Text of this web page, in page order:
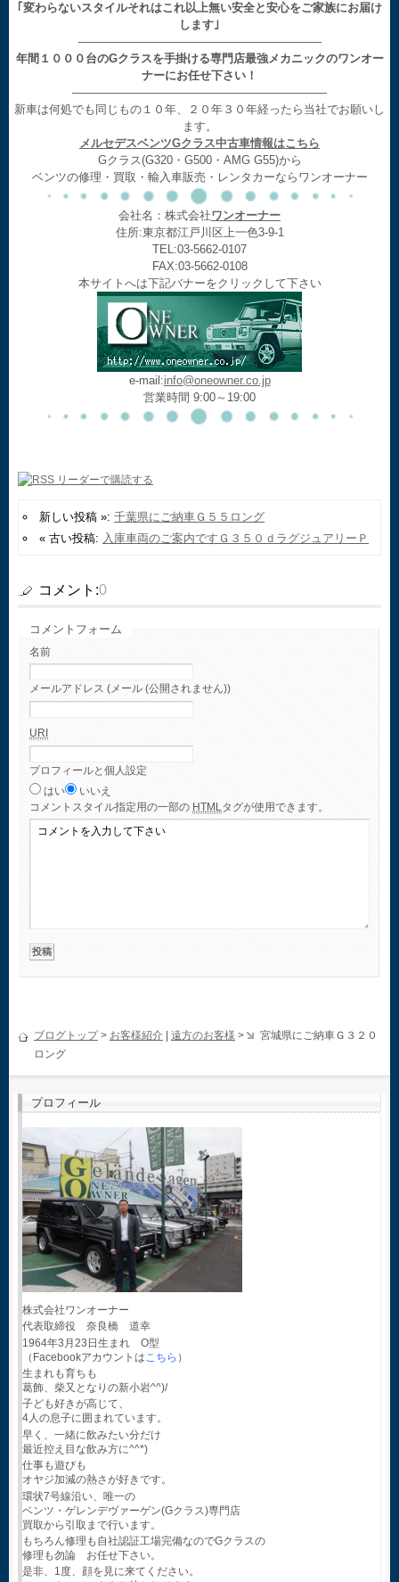
｢変わらないスタイルそれはこれ以上無い安全と安心をご家族にお届け
します｣
—————————————————————
年間１０００台のGクラスを手掛ける専門店最強メカニックのワンオー
ナーにお任せ下さい！
——————————————————————
新車は何処でも同じもの１０年、２０年３０年経ったら当社でお願いし
ます。
メルセデスベンツGクラス中古車情報はこちら
Gクラス(G320・G500・AMG G55)から
ベンツの修理・買取・輸入車販売・レンタカーならワンオーナー
会社名：株式会社ワンオーナー
住所:東京都江戸川区上一色3-9-1
TEL:03-5662-0107
FAX:03-5662-0108
本サイトへは下記バナーをクリックして下さい
e-mail:info@oneowner.co.jp
営業時間 9:00～19:00
新しい投稿 »: 千葉県にご納車Ｇ５５ロング
« 古い投稿: 入庫車両のご案内ですＧ３５０ｄラグジュアリーＰ
コメント:0
コメントフォーム
名前
メールアドレス (メール (公開されません))
URI
プロフィールと個人設定
はい
いいえ
コメント スタイル指定用の一部の HTML タグが使用できます。
ブログトップ> お客様紹介 | 遠方のお客様 >
宮城県にご納車Ｇ３２０
ロング
プロフィール
株式会社ワンオーナー
代表取締役 奈良橋 道幸
1964年3月23日生まれ O型
（Facebookアカウントは こちら ）
生まれも育ちも
葛飾、柴又となりの新小岩^^)/
子ども好きが高じて、
4人の息子に囲まれています。
早く、一緒に飲みたい分だけ
最近控え目な飲み方に^^*)
仕事も遊びも
オヤジ加減の熱さが好きです。
環状7号線沿い、唯一の
ベンツ・ゲレンデヴァーゲン(Gクラス)専門店
買取から引取まで行います。
もちろん修理も自社認証工場完備なのでGクラスの
修理も勿論 お任せ下さい。
是非、1度、顔を見に来てください。